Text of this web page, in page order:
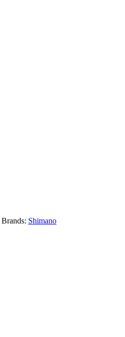
Brands: Shimano